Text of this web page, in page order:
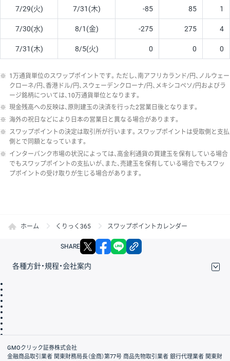
7/29(火) 7/31(木) -85 85 1
7/30(水) 8/1(金) -275 275 4
7/31(木) 8/5(火) 0 0 0
※ 1万通貨単位のスワップポイントです。ただし、南アフリカランド/円、ノルウェー
クローネ/円、香港ドル/円、スウェーデンクローナ/円、メキシコペソ/円およびラ
ージ銘柄については、10万通貨単位となります。
※ 現金残高への反映は、原則建玉の決済を行った2営業日後となります。
※ 海外の祝日などにより日本の営業日と異なる場合があります。
※ スワップポイントの決定は取引所が行います。スワップポイントは受取側と支払
側とで同額となっています。
※ インターバンク市場の状況によっては、高金利通貨の買建玉を保有している場合
でもスワップポイントの支払いが、また、売建玉を保有している場合でもスワッ
プポイントの受け取りが生じる場合があります。
ホーム くりっく365 スワップポイントカレンダー
SHARE X facebook
各種方針・規程・会社案内
会社案内
GMOクリック証券株式会社
金融商品取引業者 関東財務局長（金商）第77号 商品先物取引業者 銀行代理業者 関東財